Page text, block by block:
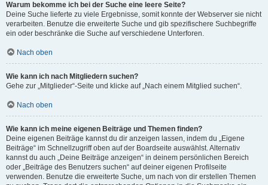
Warum bekomme ich bei der Suche eine leere Seite?
Deine Suche lieferte zu viele Ergebnisse, somit konnte der Webserver sie nicht
verarbeiten. Benutze die erweiterte Suche und gib spezifischere Suchbegriffe
ein oder beschränke die Suche auf verschiedene Unterforen.
Nach oben
Wie kann ich nach Mitgliedern suchen?
Gehe zur „Mitglieder“-Seite und klicke auf „Nach einem Mitglied suchen“.
Nach oben
Wie kann ich meine eigenen Beiträge und Themen finden?
Deine eigenen Beiträge kannst du dir anzeigen lassen, indem du „Eigene
Beiträge“ im Schnellzugriff oben auf der Boardseite auswählst. Alternativ
kannst du auch „Deine Beiträge anzeigen“ in deinem persönlichen Bereich
oder „Beiträge des Benutzers suchen“ auf deiner eigenen Profilseite
verwenden. Benutze die erweiterte Suche, um nach von dir erstellen Themen